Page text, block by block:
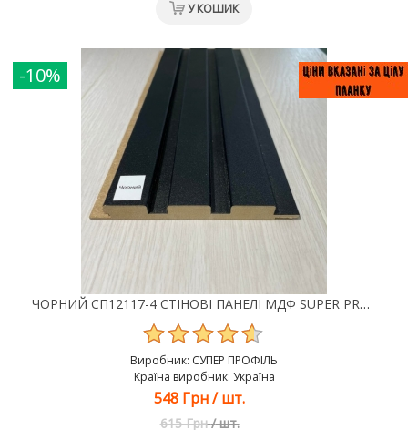
У КОШИК
ЧОРНИЙ СП12117-4 СТІНОВІ ПАНЕЛІ МДФ SUPER PROFIL
Виробник: СУПЕР ПРОФІЛЬ
Країна виробник: Україна
-10%
548 Грн/шт.
615 Грн /шт.